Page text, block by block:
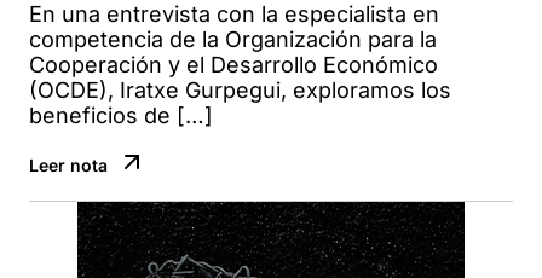
En una entrevista con la especialista en
competencia de la Organización para la
Cooperación y el Desarrollo Económico
(OCDE), Iratxe Gurpegui, exploramos los
beneficios de […]
Leer nota